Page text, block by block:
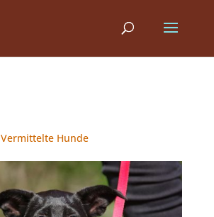
Vermittelte Hunde